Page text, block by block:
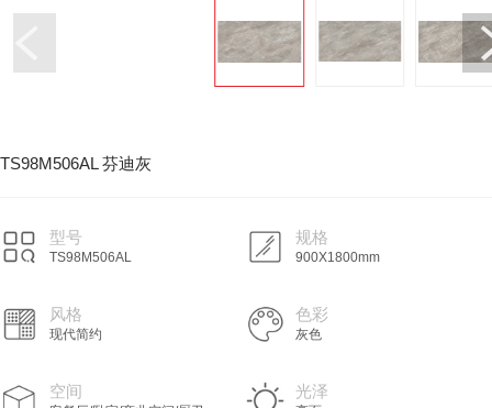
TS98M506AL 芬迪灰
型号
TS98M506AL
规格
900X1800mm
风格
现代简约
色彩
灰色
空间 光泽